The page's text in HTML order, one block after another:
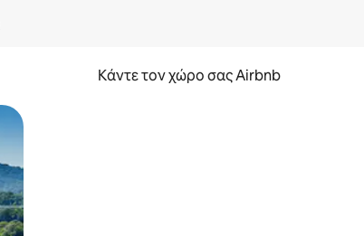
Κάντε τον χώρο σας Airbnb